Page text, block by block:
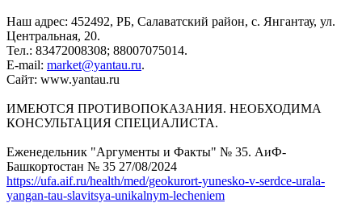
Наш адрес: 452492, РБ, Салаватский район, с. Янгантау, ул.
Центральная, 20.
Тел.: 83472008308; 88007075014.
E-mail: market@yantau.ru.
Сайт: www.yantau.ru
ИМЕЮТСЯ ПРОТИВОПОКАЗАНИЯ. НЕОБХОДИМА
КОНСУЛЬТАЦИЯ СПЕЦИАЛИСТА.
Еженедельник "Аргументы и Факты" № 35. АиФ-
Башкортостан № 35 27/08/2024
https://ufa.aif.ru/health/med/geokurort-yunesko-v-serdce-urala-
yangan-tau-slavitsya-unikalnym-lecheniem